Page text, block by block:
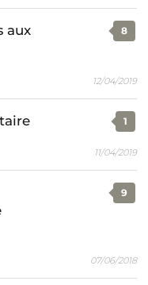
aux
8
12/04/2019
1
11/04/2019
9
07/06/2018